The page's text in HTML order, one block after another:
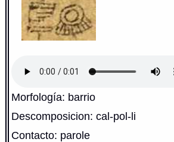
Morfología: barrio
Descomposicion: cal-pol-li
Contacto: parole